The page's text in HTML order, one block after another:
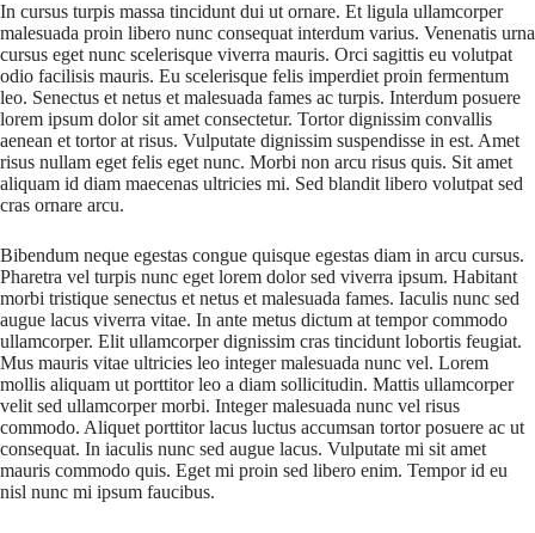
In cursus turpis massa tincidunt dui ut ornare. Et ligula ullamcorper
malesuada proin libero nunc consequat interdum varius. Venenatis urna
cursus eget nunc scelerisque viverra mauris. Orci sagittis eu volutpat
odio facilisis mauris. Eu scelerisque felis imperdiet proin fermentum
leo. Senectus et netus et malesuada fames ac turpis. Interdum posuere
lorem ipsum dolor sit amet consectetur. Tortor dignissim convallis
aenean et tortor at risus. Vulputate dignissim suspendisse in est. Amet
risus nullam eget felis eget nunc. Morbi non arcu risus quis. Sit amet
aliquam id diam maecenas ultricies mi. Sed blandit libero volutpat sed
cras ornare arcu.
Bibendum neque egestas congue quisque egestas diam in arcu cursus.
Pharetra vel turpis nunc eget lorem dolor sed viverra ipsum. Habitant
morbi tristique senectus et netus et malesuada fames. Iaculis nunc sed
augue lacus viverra vitae. In ante metus dictum at tempor commodo
ullamcorper. Elit ullamcorper dignissim cras tincidunt lobortis feugiat.
Mus mauris vitae ultricies leo integer malesuada nunc vel. Lorem
mollis aliquam ut porttitor leo a diam sollicitudin. Mattis ullamcorper
velit sed ullamcorper morbi. Integer malesuada nunc vel risus
commodo. Aliquet porttitor lacus luctus accumsan tortor posuere ac ut
consequat. In iaculis nunc sed augue lacus. Vulputate mi sit amet
mauris commodo quis. Eget mi proin sed libero enim. Tempor id eu
nisl nunc mi ipsum faucibus.